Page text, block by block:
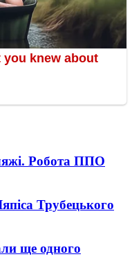
Робота ППО
Трубецького
ще одного